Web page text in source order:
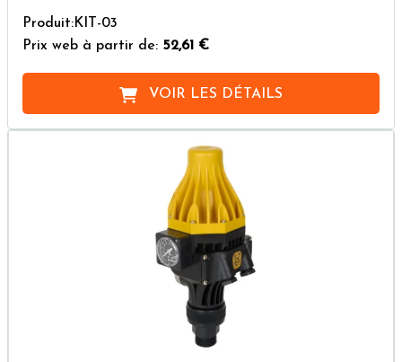
Produit:KIT-03
Prix web à partir de: 52,61 €
VOIR LES DÉTAILS